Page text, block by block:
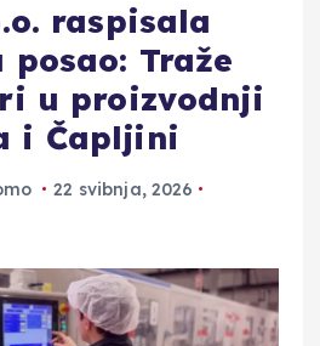
raspisala
Traže
u proizvodnji
i Čapljini
22 svibnja, 2026